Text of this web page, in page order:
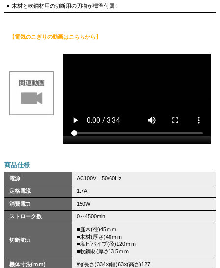
木材と軟鋼材用の切断用の刃物が標準付属！
【電気のこぎりの動画はこちらから】
商品仕様
電源 AC100V 50/60Hz
定格電流 1.7A
消費電力 150W
ストローク数 0～4500min
切断能力
■庭木(径)45ｍｍ
■木材(厚さ)40ｍｍ
■塩ビパイプ(径)120ｍｍ
■軟鋼材(厚さ)3.5ｍｍ
機体寸法(ｍｍ) 約(長さ)334×(幅)63×(高さ)127